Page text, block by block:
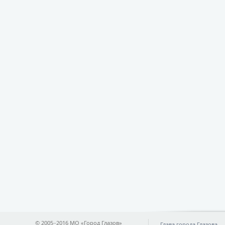
© 2005−2016 МО «Город Глазов»